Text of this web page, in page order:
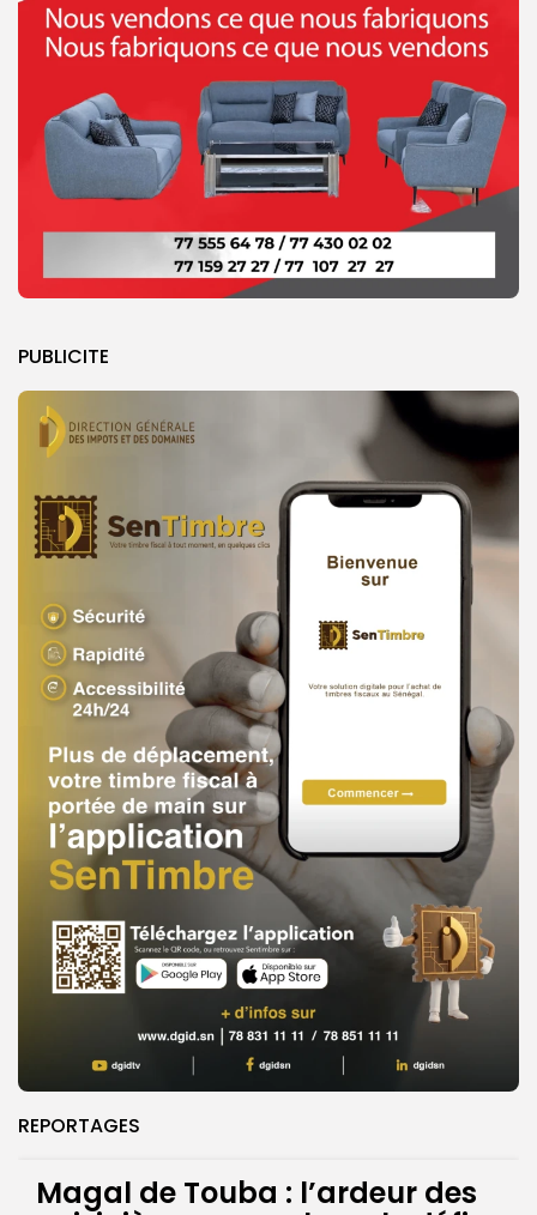
PUBLICITE
REPORTAGES
Magal de Touba : l’ardeur des